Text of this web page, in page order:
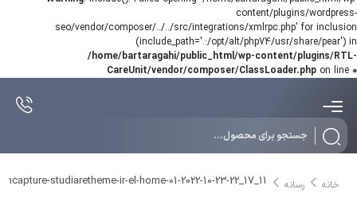
content/plugins/wordpress-
seo/vendor/composer/../../src/integrations/xmlrpc.php' for inclusion
(include_path='.:/opt/alt/php74/usr/share/pear') in
/home/bartaragahi/public_html/wp-content/plugins/RTL-
CareUnit/vendor/composer/ClassLoader.php on line 0
خانه رسانه studiaretheme-ir-el-home-01-2022-10-23-22_17_11